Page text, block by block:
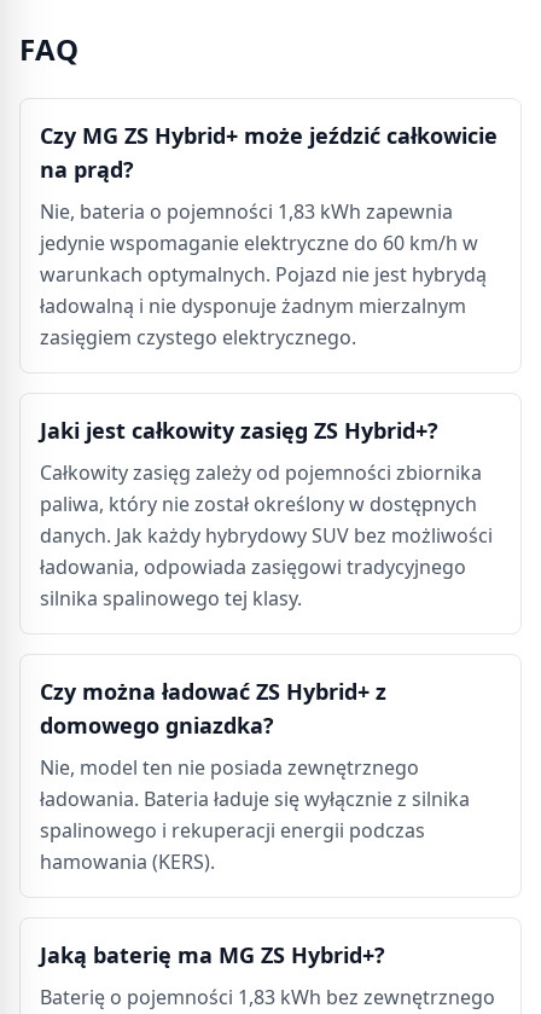
FAQ
Czy MG ZS Hybrid+ może jeździć całkowicie
na prąd?
Nie, bateria o pojemności 1,83 kWh zapewnia
jedynie wspomaganie elektryczne do 60 km/h w
warunkach optymalnych. Pojazd nie jest hybrydą
ładowalną i nie dysponuje żadnym mierzalnym
zasięgiem czystego elektrycznego.
Jaki jest całkowity zasięg ZS Hybrid+?
Całkowity zasięg zależy od pojemności zbiornika
paliwa, który nie został określony w dostępnych
danych. Jak każdy hybrydowy SUV bez możliwości
ładowania, odpowiada zasięgowi tradycyjnego
silnika spalinowego tej klasy.
Czy można ładować ZS Hybrid+ z
domowego gniazdka?
Nie, model ten nie posiada zewnętrznego
ładowania. Bateria ładuje się wyłącznie z silnika
spalinowego i rekuperacji energii podczas
hamowania (KERS).
Jaką baterię ma MG ZS Hybrid+?
Baterię o pojemności 1,83 kWh bez zewnętrznego